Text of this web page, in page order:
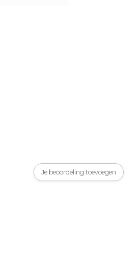
Je beoordeling toevoegen